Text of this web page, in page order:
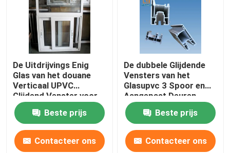
De Uitdrijvings Enig
Glas van het douane
Verticaal UPVC
Glijdend Venster voor
Huisvestingsdecoratie
Beste prijs
Contacteer ons
De dubbele Glijdende
Vensters van het
Glasupvc 3 Spoor en
Aangepast Deuren
Geluiddicht
Beste prijs
Contacteer ons